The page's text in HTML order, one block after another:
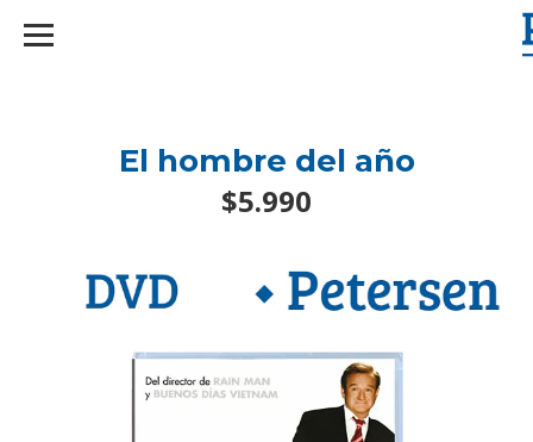
El hombre del año
$5.990